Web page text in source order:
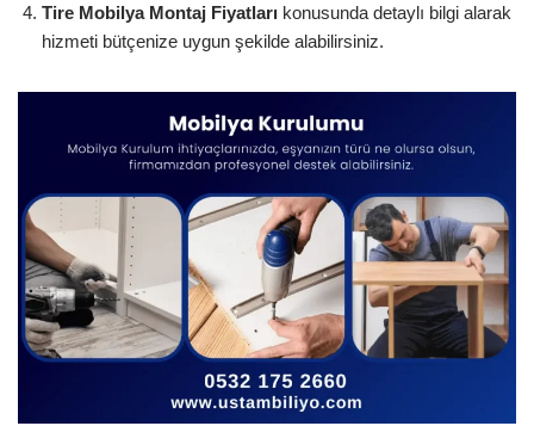
Tire Mobilya Montaj Fiyatları konusunda detaylı bilgi alarak
hizmeti bütçenize uygun şekilde alabilirsiniz.